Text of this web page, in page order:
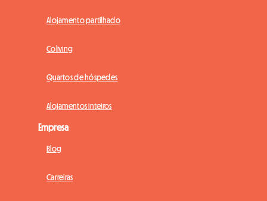
Alojamento partilhado
Coliving
Quartos de hóspedes
Alojamentos inteiros
Empresa
Blog
Carreiras